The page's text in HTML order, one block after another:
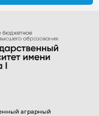
аграрный